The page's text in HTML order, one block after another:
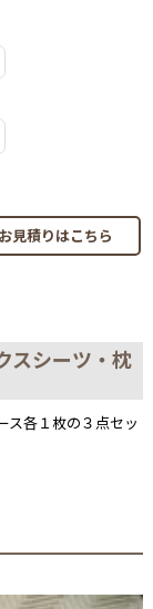
見積りはこちら
スシーツ・枕
各１枚の３点セッ